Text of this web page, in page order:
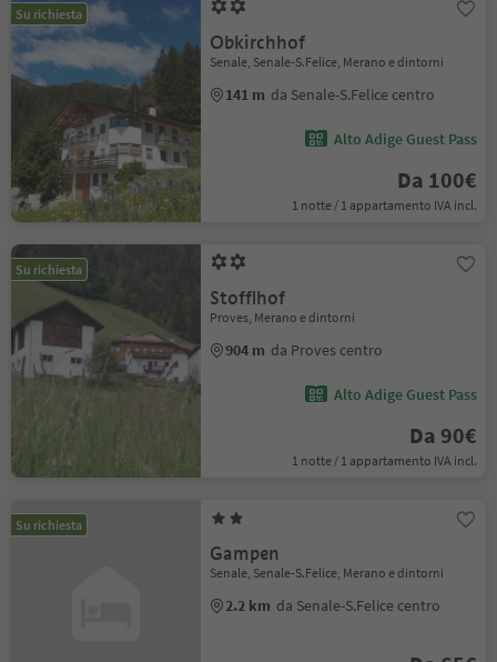
Su richiesta
Obkirchhof
Senale, Senale-S.Felice, Merano e dintorni
141 m da Senale-S.Felice centro
Alto Adige Guest Pass
Da 100€
1 notte / 1 appartamento IVA incl.
Su richiesta
Stofflhof
Proves, Merano e dintorni
904 m da Proves centro
Alto Adige Guest Pass
Da 90€
1 notte / 1 appartamento IVA incl.
Su richiesta
Gampen
Senale, Senale-S.Felice, Merano e dintorni
2.2 km da Senale-S.Felice centro